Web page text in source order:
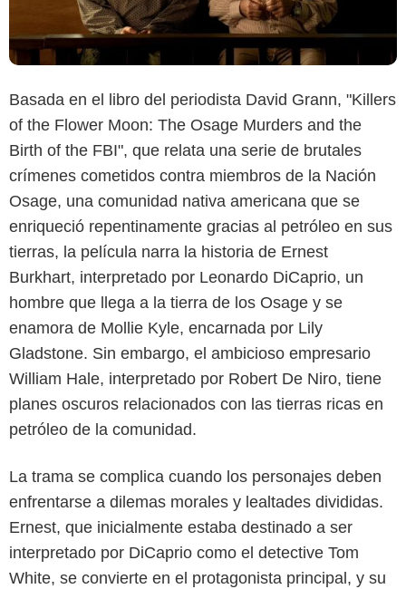
Basada en el libro del periodista David Grann, "Killers
of the Flower Moon: The Osage Murders and the
Birth of the FBI", que relata una serie de brutales
crímenes cometidos contra miembros de la Nación
Osage, una comunidad nativa americana que se
enriqueció repentinamente gracias al petróleo en sus
tierras, la película narra la historia de Ernest
Burkhart, interpretado por Leonardo DiCaprio, un
hombre que llega a la tierra de los Osage y se
enamora de Mollie Kyle, encarnada por Lily
Gladstone. Sin embargo, el ambicioso empresario
William Hale, interpretado por Robert De Niro, tiene
planes oscuros relacionados con las tierras ricas en
petróleo de la comunidad.
La trama se complica cuando los personajes deben
enfrentarse a dilemas morales y lealtades divididas.
Ernest, que inicialmente estaba destinado a ser
interpretado por DiCaprio como el detective Tom
White, se convierte en el protagonista principal, y su